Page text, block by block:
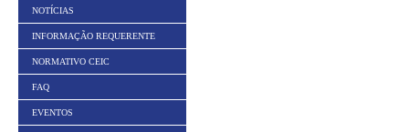
NOTÍCIAS
INFORMAÇÃO REQUERENTE
NORMATIVO CEIC
FAQ
EVENTOS